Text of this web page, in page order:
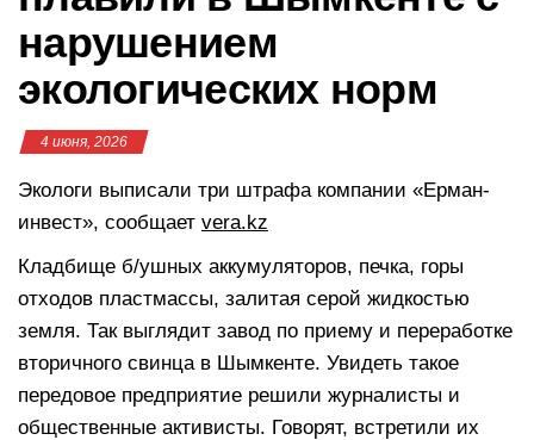
нарушением
экологических норм
4 июня, 2026
Экологи выписали три штрафа компании «Ерман-
инвест», сообщает vera.kz
Кладбище б/ушных аккумуляторов, печка, горы
отходов пластмассы, залитая серой жидкостью
земля. Так выглядит завод по приему и переработке
вторичного свинца в Шымкенте. Увидеть такое
передовое предприятие решили журналисты и
общественные активисты. Говорят, встретили их